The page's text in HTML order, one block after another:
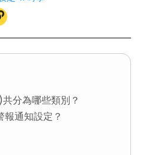
分為哪些類別？
通知設定？